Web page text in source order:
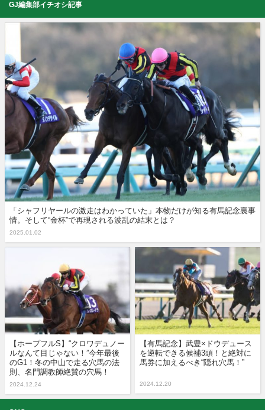
GJ編集部イチオシ記事
「シャフリヤールの激走はわかっていた」本物だけが知る有馬記念裏事
情。そして“金杯”で再現される波乱の結末とは？
2025.01.02
【ホープフルS】“クロワデュノー
ルなんて目じゃない！”今年最後
のG1！冬の中山で走る穴馬の法
則、名門調教師絶賛の穴馬！
2024.12.24
【有馬記念】武豊×ドウデュース
を逆転できる候補3頭！と絶対に
馬券に加えるべき“隠れ穴馬！”
2024.12.20